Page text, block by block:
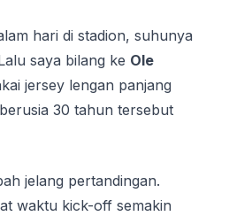
hari di stadion, suhunya
saya bilang ke Ole
jersey lengan panjang
30 tahun tersebut
jelang pertandingan.
waktu kick-off semakin